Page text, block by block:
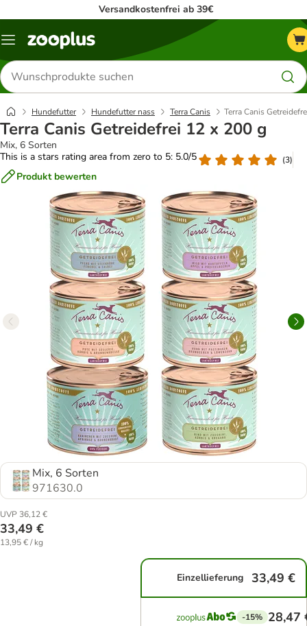
Versandkostenfrei ab 39€
Menü
Produkte
suchen
Hundefutter Hundefutter nass Terra Canis Terra Canis
Terra Canis Getreidefrei 12 x 200 g
Mix, 6 Sorten
This is a stars rating area from zero to 5: 5.0/5
(3)
Produkt bewerten
Mix, 6 Sorten
971630.0
UVP 36,12 €
33,49 €
13,95 € / kg
Einzellieferung 33,49 €
-15% 28,47